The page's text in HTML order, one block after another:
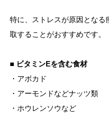
特に、ストレスが原因とな
取することがおすすめです。
■ ビタミンEを含む食材
・アボカド
・アーモンドなどナッツ類
・ホウレンソウなど